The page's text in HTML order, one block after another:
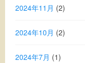
2024年11月 (2)
2024年10月 (2)
2024年7月 (1)